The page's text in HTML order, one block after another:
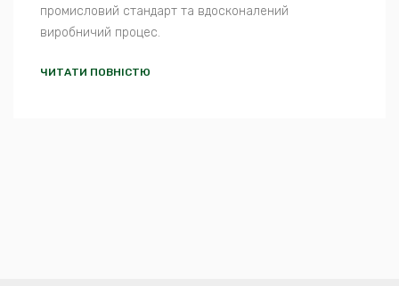
промисловий стандарт та вдосконалений
виробничий процес.
ЧИТАТИ ПОВНІСТЮ